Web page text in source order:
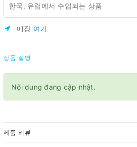
한국, 유럽에서 수입되는 상품
매장 여기
상품 설명
Nội dung đang cập nhật.
제품 리뷰